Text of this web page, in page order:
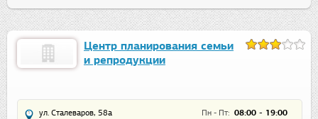
Центр планирования семьи
и репродукции
Пн - Пт: 08:00 - 19:00
ул. Сталеваров, 58а